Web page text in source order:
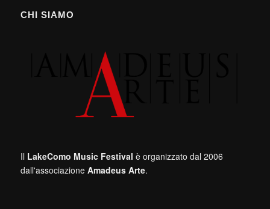
CHI SIAMO
Il LakeComo Music Festival è organizzato dal 2006
dall'associazione Amadeus Arte.